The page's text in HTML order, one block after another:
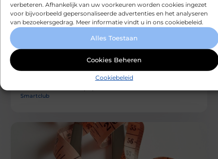
verbeteren. Afhankelijk van uw voorkeuren worden cookies ingezet
voor bijvoorbeeld gepersonaliseerde advertenties en het analyseren
van bezoekersgedrag. Meer informatie vindt u in ons cookiebeleid.
Alles Toestaan
Cookies Beheren
Cookiebeleid
BEAUTY EN VERZORGING
Een glimp van stralende huid: de wereld
In de zoektocht naar een jeugdige uitstraling en een
gezonde huid zijn laserbehandelingen een van de
Smartclub